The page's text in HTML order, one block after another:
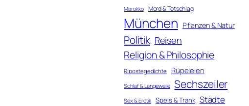
Marokko Mord & Totschlag
München Pflanzen & Natur
Politik Reisen
Religion & Philosophie
Ripostegedichte Rüpeleien
Schlaf & Langeweile Sechszeiler
Sex & Erotik Speis & Trank Städte